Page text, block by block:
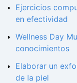
Ejercicios
en efectividad
Wellness Day
conocimientos
Elaborar un
de la piel